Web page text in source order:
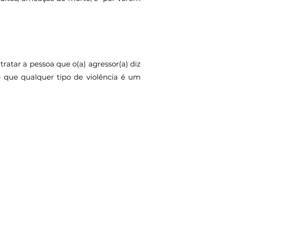
a pessoa que o(a) agressor(a) diz
que qualquer tipo de violência é um